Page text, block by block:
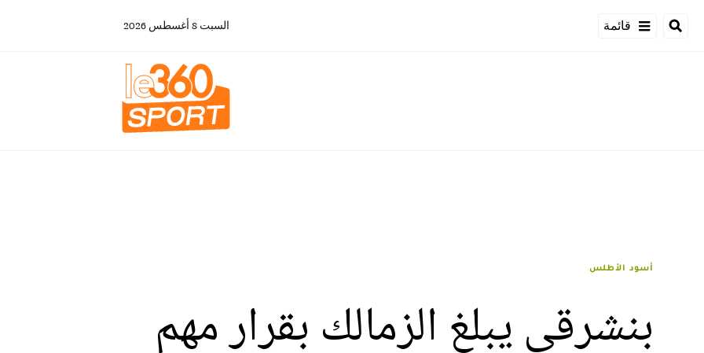
قائمة السبت 8 أغسطس 2026
أسود الأطلس
بنشرقي يبلغ الزمالك بقرار مهم